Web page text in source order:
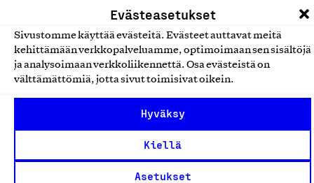
Evästeasetukset
Sivustomme käyttää evästeitä. Evästeet auttavat meitä
kehittämään verkkopalveluamme, optimoimaan sen sisältöjä
ja analysoimaan verkkoliikennettä. Osa evästeistä on
välttämättömiä, jotta sivut toimisivat oikein.
Hyväksy
Kiellä
Asetukset
asiakaspalvelu@suomalainentyo.fi
laskutus@suomalainentyo.fi
Avainlippu